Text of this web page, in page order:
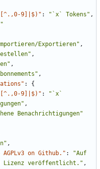
9]|$)" : "`x` Tokens" ,
Exportieren" ,
,
,
,
:
{
9]|$)" :
"`x`
,
Benachrichtigungen"
,
on Github." :
"Auf
Lizenz veröffentlicht." ,